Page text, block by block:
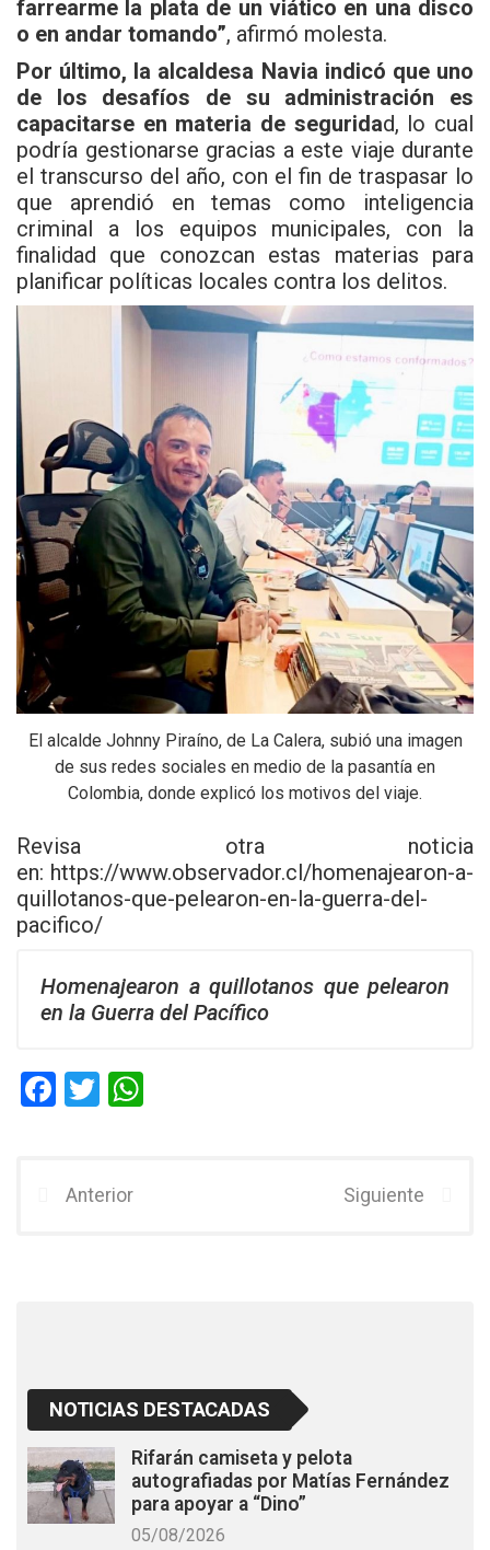
farrearme la plata de un viático en una disco
o en andar tomando”, afirmó molesta.
Por último, la alcaldesa Navia indicó que uno
de los desafíos de su administración es
capacitarse en materia de seguridad, lo cual
podría gestionarse gracias a este viaje durante
el transcurso del año, con el fin de traspasar lo
que aprendió en temas como inteligencia
criminal a los equipos municipales, con la
finalidad que conozcan estas materias para
planificar políticas locales contra los delitos.
El alcalde Johnny Piraíno, de La Calera, subió una imagen
de sus redes sociales en medio de la pasantía en
Colombia, donde explicó los motivos del viaje.
Revisa otra noticia
en: https://www.observador.cl/homenajearon-a-
quillotanos-que-pelearon-en-la-guerra-del-
pacifico/
Homenajearon a quillotanos que pelearon
en la Guerra del Pacífico
F
b
T
er
Anterior Siguiente
NOTICIAS DESTACADAS
Rifarán camiseta y pelota
autografiadas por Matías Fernández
para apoyar a “Dino”
05/08/2026